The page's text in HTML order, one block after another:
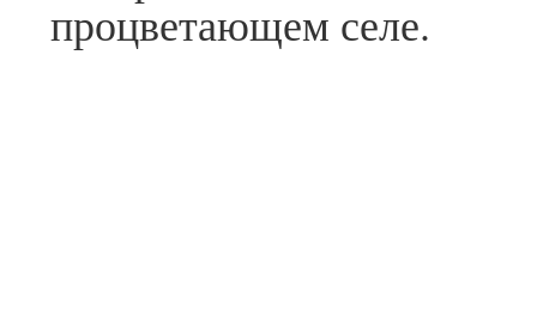
процветающем селе.